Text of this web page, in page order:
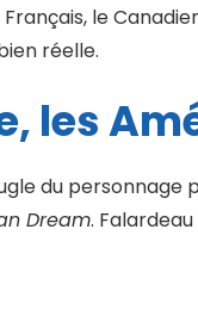
le
réelle.
les
du personnage
Dream.